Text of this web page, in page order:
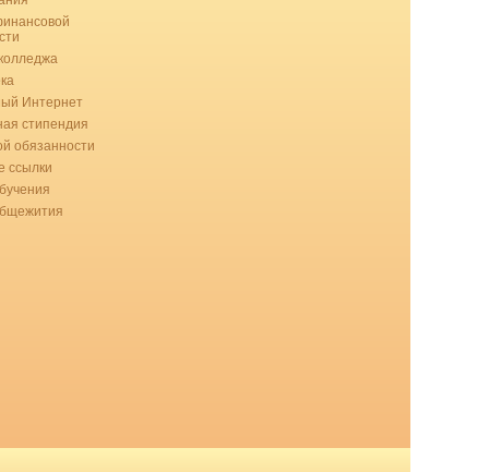
Интернет
стипендия
обязанности
ссылки